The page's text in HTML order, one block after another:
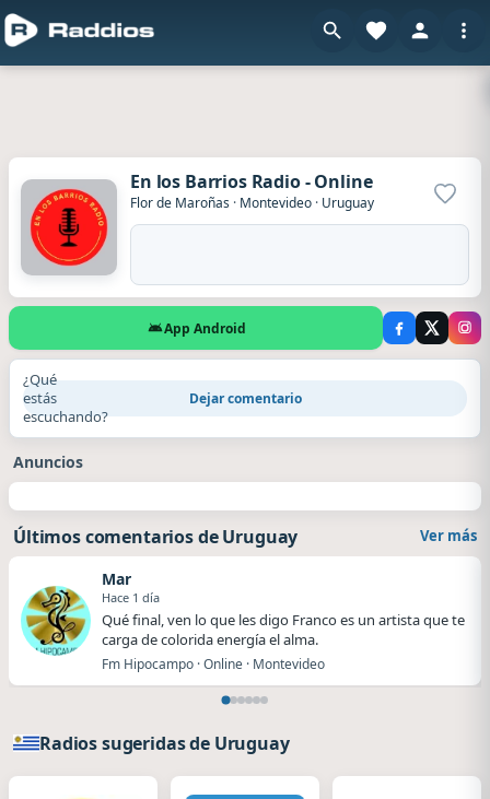
En los Barrios Radio - Online
Flor de Maroñas · Montevideo · Uruguay
App Android
¿Qué
estás
escuchando?
Dejar comentario
Anuncios
Últimos comentarios de Uruguay Ver más
Mar
Hace 1 día
Qué final, ven lo que les digo Franco es un artista que te
carga de colorida energía el alma.
Fm Hipocampo · Online · Montevideo
Radios sugeridas de Uruguay